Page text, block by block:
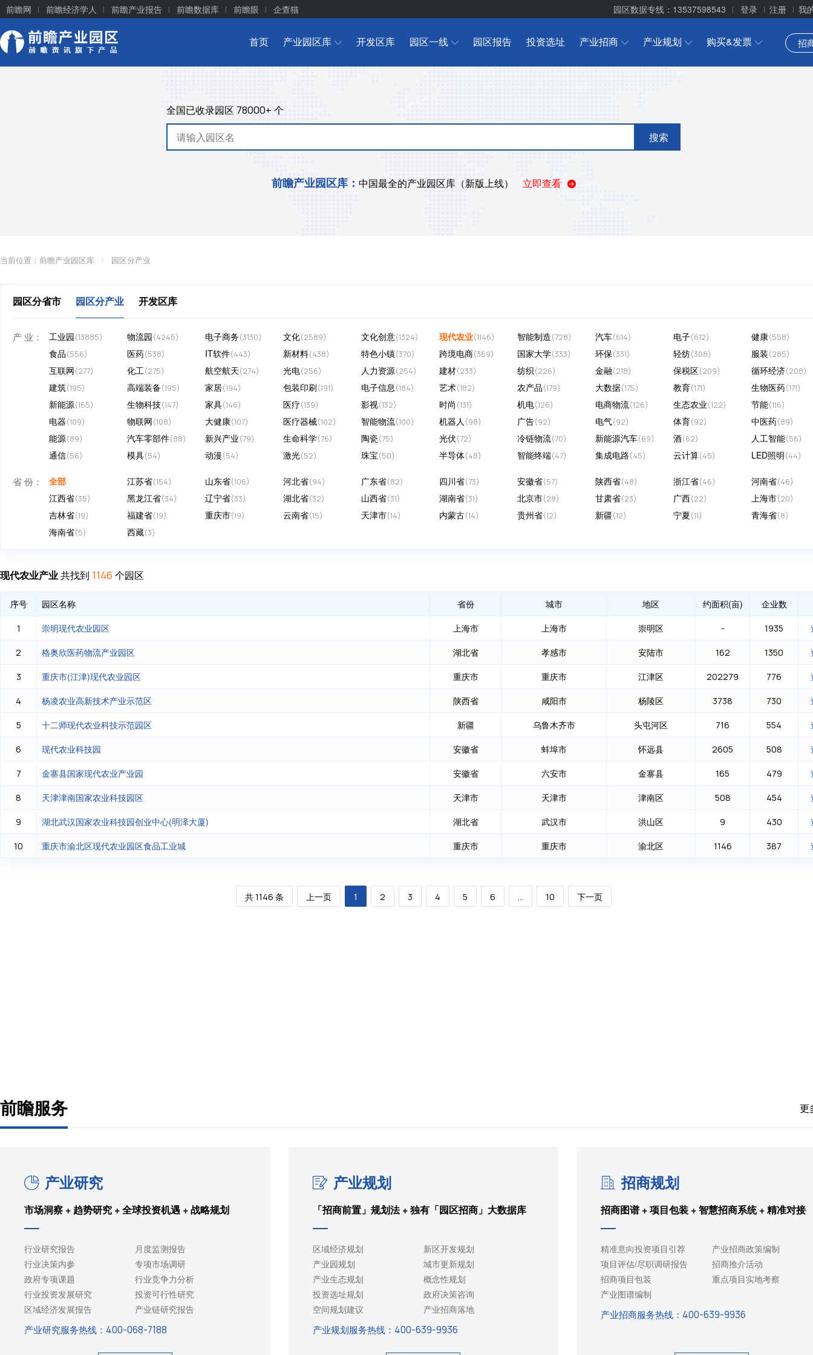
前瞻网 前瞻经济学人 前瞻产业报告 前瞻数据库 前瞻眼 企查猫 园区数据专线：13537598543 登录 注册 我
首页 产业园区库 开发区库 园区一线 园区报告 投资选址 产业招商 产业规划 购买&发票 招
全国已收录园区 78000+ 个
搜索
前瞻产业园区库： 中国最全的产业园区库（新版上线） 立即查看
当前位置： 前瞻产业园区库 园区分产业
园区分省市 园区分产业 开发区库
产 业： 工业园(13885) 物流园(4245) 电子商务(3130) 文化(2589) 文化创意(1324) 现代农业(1146) 智能制造(728) 汽车(614) 电子(612) 健康(558)
食品(556) 医药(538) IT软件(443) 新材料(438) 特色小镇(370) 跨境电商(369) 国家大学(333) 环保(331) 轻纺(308) 服装(285)
互联网(277) 化工(275) 航空航天(274) 光电(256) 人力资源(254) 建材(233) 纺织(226) 金融(218) 保税区(209) 循环经济(208)
建筑(195) 高端装备(195) 家居(194) 包装印刷(191) 电子信息(184) 艺术(182) 农产品(179) 大数据(175) 教育(171) 生物医药(171)
新能源(165) 生物科技(147) 家具(146) 医疗(139) 影视(132) 时尚 (131) 机电(126) 电商物流(126) 生态农业(122) 节能(116)
电器(109) 物联网(108) 大健康(107) 医疗器械(102) 智能物流(100) 机器人 (98) 广告(92) 电气(92) 体育(92) 中医药(89)
能源(89) 汽车零部件(88) 新兴产业(79) 生命科学(76) 陶瓷(75) 光伏(72) 冷链物流(70) 新能源汽车(69) 酒(62) 人工智能(56)
通信(56) 模具(54) 动漫(54) 激光(52) 珠宝(50) 半导体(48) 智能终端(47) 集成电路(45) 云计算(45) LED照明(44)
省 份： 全部 江苏省(154) 山东省(106) 河北省(94) 广东省(82) 四川省(73) 安徽省(57) 陕西省(48) 浙江省(46) 河南省(46)
江西省(35) 黑龙江省(34) 辽宁省(33) 湖北省(32) 山西省(31) 湖南省(31) 北京市(28) 甘肃省(23) 广西(22) 上海市(20)
吉林省(19) 福建省(19) 重庆市(19) 云南省(15) 天津市(14) 内蒙古(14) 贵州省(12) 新疆(12) 宁夏(11) 青海省(8)
海南省(5) 西藏(3)
现代农业产业共找到 1146 个园区
序号 园区名称 省份 城市 地区 约面积(亩) 企业数
1 崇明现代农业园区 上海市 上海市 崇明区 - 1935
2 格奥欣医药物流产业园区 湖北省 孝感市 安陆市 162 1350
3 重庆市(江津)现代农业园区 重庆市 重庆市 江津区 202279 776
4 杨凌农业高新技术产业示范区 陕西省 咸阳市 杨陵区 3738 730
5 十二师现代农业科技示范园区 新疆 乌鲁木齐市 头屯河区 716 554
6 现代农业科技园 安徽省 蚌埠市 怀远县 2605 508
7 金寨县国家现代农业产业园 安徽省 六安市 金寨县 165 479
8 天津津南国家农业科技园区 天津市 天津市 津南区 508 454
9 湖北武汉国家农业科技园创业中心(明泽大厦) 湖北省 武汉市 洪山区 9 430
10 重庆市渝北区现代农业园区食品工业城 重庆市 重庆市 渝北区 1146 387
共 1146 条 上一页 1 2 3 4 5 6 ... 10 下一页
前瞻服务 更
产业研究
市场洞察 + 趋势研究 + 全球投资机遇 + 战略规划
行业研究报告
月度监测报告
行业决策内参
专项市场调研
政府专项课题
行业竞争力分析
行业投资发展研究
投资可行性研究
区域经济发展报告
产业链研究报告
产业研究服务热线： 400-068-7188
产业规划
「招商前置」规划法 + 独有「园区招商」大数据库
区域经济规划
新区开发规划
产业园规划
城市更新规划
产业生态规划
概念性规划
投资选址规划
政府决策咨询
空间规划建议
产业招商落地
产业规划服务热线： 400-639-9936
招商规划
招商图谱 + 项目包装 + 智慧招商系统 + 精准对接
精准意向投资项目引荐
产业招商政策编制
项目评估/尽职调研报告
招商推介活动
招商项目包装
重点项目实地考察
产业图谱编制
产业招商服务热线： 400-639-9936